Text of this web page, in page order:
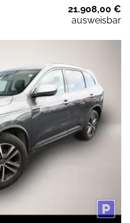
21.908,00 €
ausweisbar